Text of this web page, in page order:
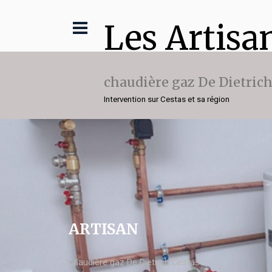
Les
chaudière gaz De Dietrich
Intervention sur Cestas et sa région
ARTISAN
chaudière gaz De Dietrich Cestas